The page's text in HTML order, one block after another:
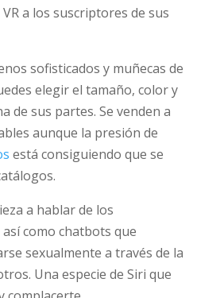
de pornografía ya tienen
de pelí­culas en realidad
web.
sofisticados y muñecas
puedes elegir el tamaño,
una de sus partes. Se
variables aunque la
se eliminen de sus
a hablar de los
así como chatbots que